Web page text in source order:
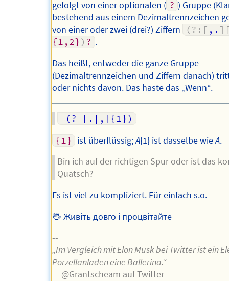
gefolgt von einer optionalen ( ? ) Gruppe
bestehend aus einem Dezimaltrennzeichen
von einer oder zwei (drei?) Ziffern
(?: [ ,. ]
{1,2}) ? .
Das heißt, entweder die ganze Gruppe
(Dezimaltrennzeichen und Ziffern danach)
oder nichts davon. Das haste das „Wenn“.
{1} ist überflüssig;A{1} ist dasselbe wieA.
Bin ich auf der richtigen Spur oder ist das
Quatsch?
Es ist viel zu kompliziert. Für einfach s.o.
🖖 Живіть довго і процвітайте
--
„Im Vergleich mit Elon Musk bei Twitter ist ein
Porzellanladen eine Ballerina.“
— @Grantscheam auf Twitter